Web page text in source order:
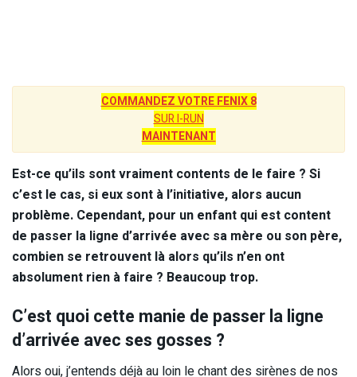
COMMANDEZ VOTRE FENIX 8
SUR I-RUN
MAINTENANT
Est-ce qu’ils sont vraiment contents de le faire ? Si
c’est le cas, si eux sont à l’initiative, alors aucun
problème. Cependant, pour un enfant qui est content
de passer la ligne d’arrivée avec sa mère ou son père,
combien se retrouvent là alors qu’ils n’en ont
absolument rien à faire ? Beaucoup trop.
C’est quoi cette manie de passer la ligne
d’arrivée avec ses gosses ?
Alors oui, j’entends déjà au loin le chant des sirènes de nos